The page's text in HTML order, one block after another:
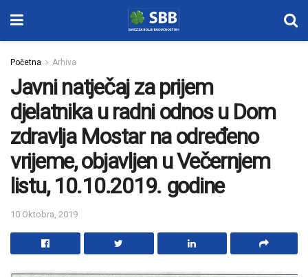
Početna Arhiva
Javni natječaj za prijem
djelatnika u radni odnos u Dom
zdravlja Mostar na određeno
vrijeme, objavljen u Večernjem
listu, 10.10.2019. godine
10 Oktobra, 2019